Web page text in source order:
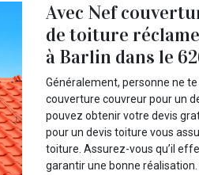
Avec Nef
de toiture
à Barlin dans le
Généralement, personne ne
couverture couvreur pour un
pouvez obtenir votre devis
pour un devis toiture vous
toiture. Assurez-vous qu’il
garantir une bonne